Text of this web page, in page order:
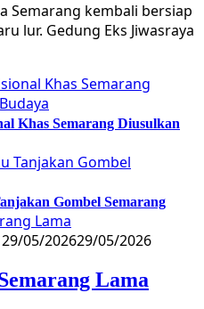
Semarang kembali bersiap
lur. Gedung Eks Jiwasraya
Khas Semarang Diusulkan
Gombel Semarang
29/05/202629/05/2026
Lama